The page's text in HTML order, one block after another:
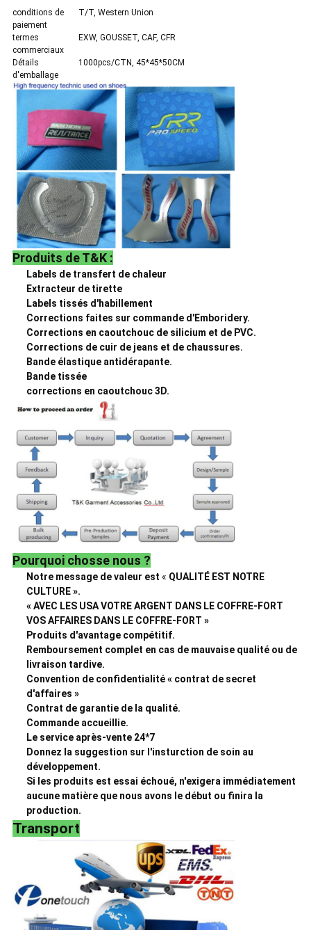
conditions de
paiement
T/T, Western Union
termes
commerciaux
EXW, GOUSSET, CAF, CFR
Détails
d'emballage
1000pcs/CTN, 45*45*50CM
Produits de T&K :
Labels de transfert de chaleur
Extracteur de tirette
Labels tissés d'habillement
Corrections faites sur commande d'Emboridery.
Corrections en caoutchouc de silicium et de PVC.
Corrections de cuir de jeans et de chaussures.
Bande élastique antidérapante.
Bande tissée
corrections en caoutchouc 3D.
Pourquoi chosse nous ?
Notre message de valeur est « QUALITÉ EST NOTRE
CULTURE ».
« AVEC LES USA VOTRE ARGENT DANS LE COFFRE-FORT
VOS AFFAIRES DANS LE COFFRE-FORT »
Produits d'avantage compétitif.
Remboursement complet en cas de mauvaise qualité ou de
livraison tardive.
Convention de confidentialité « contrat de secret
d'affaires »
Contrat de garantie de la qualité.
Commande accueillie.
Le service après-vente 24*7
Donnez la suggestion sur l'insturction de soin au
développement.
Si les produits est essai échoué, n'exigera immédiatement
aucune matière que nous avons le début ou finira la
production.
Transport